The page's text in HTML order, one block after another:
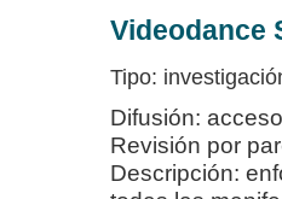
Videodance
Tipo:
Difusión:
Revisión por
Descripción: